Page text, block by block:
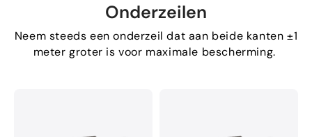
Onderzeilen
Neem steeds een onderzeil dat aan beide kanten ±1
meter groter is voor maximale bescherming.